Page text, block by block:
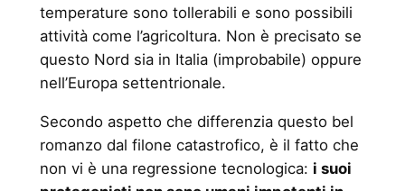
temperature sono tollerabili e sono possibili
attività come l’agricoltura. Non è precisato se
questo Nord sia in Italia (improbabile) oppure
nell’Europa settentrionale.
Secondo aspetto che differenzia questo bel
romanzo dal filone catastrofico, è il fatto che
non vi è una regressione tecnologica: i suoi